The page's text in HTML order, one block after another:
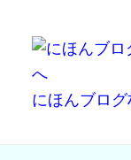
にほんブログ